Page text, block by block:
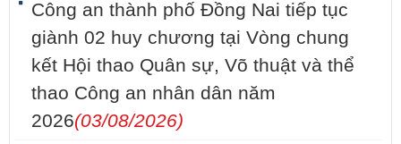
Công an thành phố Đồng Nai tiếp tục
giành 02 huy chương tại Vòng chung
kết Hội thao Quân sự, Võ thuật và thể
thao Công an nhân dân năm
2026(03/08/2026)